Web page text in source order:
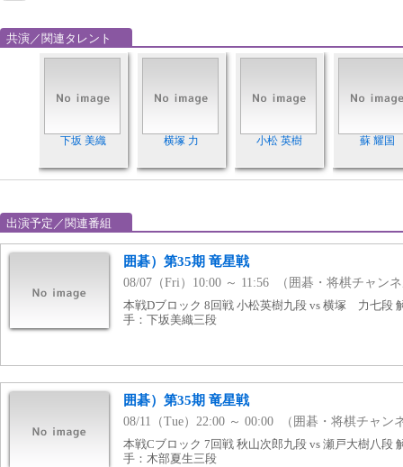
共演／関連タレント
下坂 美織 横塚 力 小松 英樹 蘇 耀国
出演予定／関連番組
囲碁）第35期 竜星戦
08/07（Fri）10:00 ～ 11:56 （囲碁・将棋チャン
本戦Dブロック 8回戦 小松英樹九段 vs 横塚 力七段
手：下坂美織三段
囲碁）第35期 竜星戦
08/11（Tue）22:00 ～ 00:00 （囲碁・将棋チャン
本戦Cブロック 7回戦 秋山次郎九段 vs 瀬戸大樹八
手：木部夏生三段